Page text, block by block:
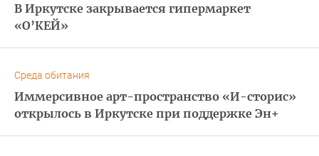
В Иркутске закрывается гипермаркет
«О’КЕЙ»
Среда обитания
Иммерсивное арт-пространство «И-сторис»
открылось в Иркутске при поддержке Эн+